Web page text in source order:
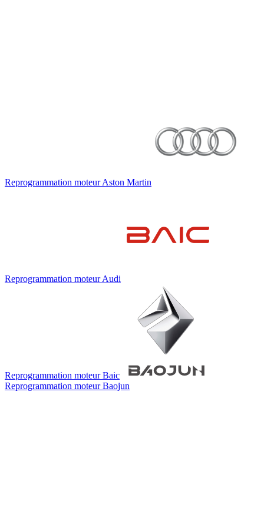
Reprogrammation moteurAston Martin
Reprogrammation moteurAudi
Reprogrammation moteurBaic
Reprogrammation moteurBaojun